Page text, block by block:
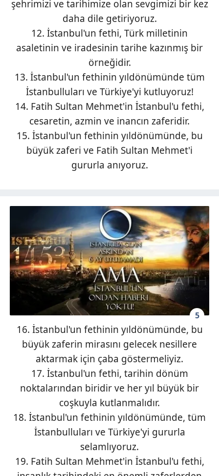
şehrimizi ve tarihimize olan sevgimizi bir kez
daha dile getiriyoruz.
12. İstanbul'un fethi, Türk milletinin
asaletinin ve iradesinin tarihe kazınmış bir
örneğidir.
13. İstanbul'un fethinin yıldönümünde tüm
İstanbulluları ve Türkiye'yi kutluyoruz!
14. Fatih Sultan Mehmet'in İstanbul'u fethi,
cesaretin, azmin ve inancın zaferidir.
15. İstanbul'un fethinin yıldönümünde, bu
büyük zaferi ve Fatih Sultan Mehmet'i
gururla anıyoruz.
5
16. İstanbul'un fethinin yıldönümünde, bu
büyük zaferin mirasını gelecek nesillere
aktarmak için çaba göstermeliyiz.
17. İstanbul'un fethi, tarihin dönüm
noktalarından biridir ve her yıl büyük bir
coşkuyla kutlanmalıdır.
18. İstanbul'un fethinin yıldönümünde, tüm
İstanbulluları ve Türkiye'yi gururla
selamlıyoruz.
19. Fatih Sultan Mehmet'in İstanbul'u fethi,